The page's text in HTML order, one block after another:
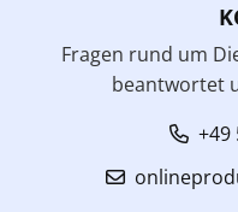
Fragen rund um
beantwortet
+49